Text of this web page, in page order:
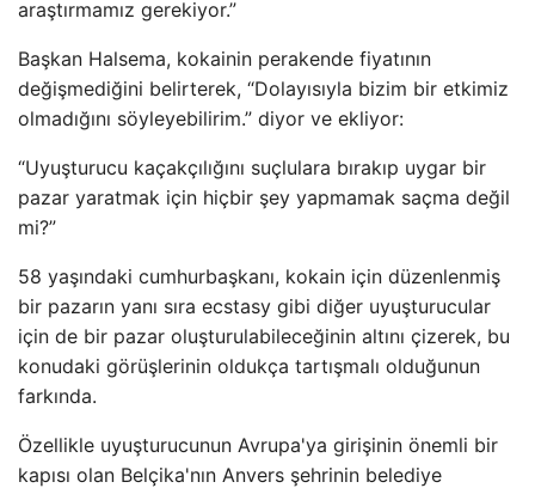
araştırmamız gerekiyor.”
Başkan Halsema, kokainin perakende fiyatının
değişmediğini belirterek, “Dolayısıyla bizim bir etkimiz
olmadığını söyleyebilirim.” diyor ve ekliyor:
“Uyuşturucu kaçakçılığını suçlulara bırakıp uygar bir
pazar yaratmak için hiçbir şey yapmamak saçma değil
mi?”
58 yaşındaki cumhurbaşkanı, kokain için düzenlenmiş
bir pazarın yanı sıra ecstasy gibi diğer uyuşturucular
için de bir pazar oluşturulabileceğinin altını çizerek, bu
konudaki görüşlerinin oldukça tartışmalı olduğunun
farkında.
Özellikle uyuşturucunun Avrupa'ya girişinin önemli bir
kapısı olan Belçika'nın Anvers şehrinin belediye